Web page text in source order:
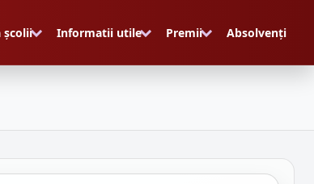
școlii Informatii utile Premii Absolvenți